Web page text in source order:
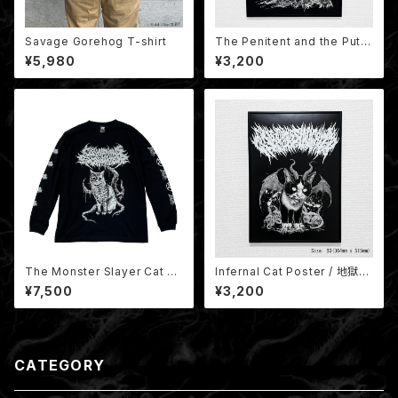
Savage Gorehog T-shirt
¥5,980
The Penitent and the Putri
d Poster / B3ポスター
¥3,200
The Monster Slayer Cat Lo
ng Sleeve / モンスター猫
¥7,500
Infernal Cat Poster / 地獄猫
B3 ポスター
¥3,200
CATEGORY